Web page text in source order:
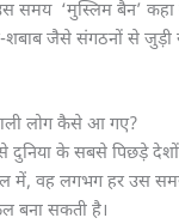
उस समय ‘मुस्लिम बैन’
जैसे संगठनों से जुड़ी
लोग कैसे आ गए?
दुनिया के सबसे पिछड़े
में, वह लगभग हर उस
बना सकती है।